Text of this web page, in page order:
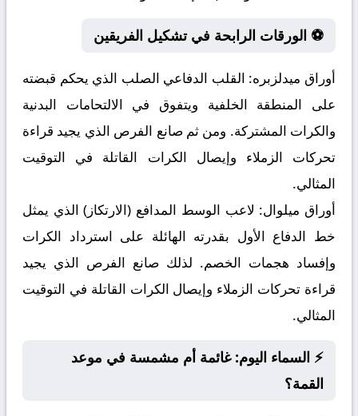
⚽ الورقات الرابحة في تشكيل الفريقين
أوراق ميدلزبره: القلب الدفاعي الصلب الذي يحكم قبضته
على المنطقة الخلفية ويتفوق في الالتحامات البدنية
والكرات المشتركة. ومن ثم صانع الفرص الذي يجيد قراءة
تحركات الزملاء وإيصال الكرات القاتلة في التوقيت
المثالي.
أوراق ميلوال: لاعب الوسط المدافع (الارتكاز) الذي يمثل
خط الدفاع الأول بقدرته الهائلة على استرداد الكرات
وإفساد هجمات الخصم. لذلك صانع الفرص الذي يجيد
قراءة تحركات الزملاء وإيصال الكرات القاتلة في التوقيت
المثالي.
⚡ السماء اليوم: غائمة أم مشمسة في موعد
القمة؟